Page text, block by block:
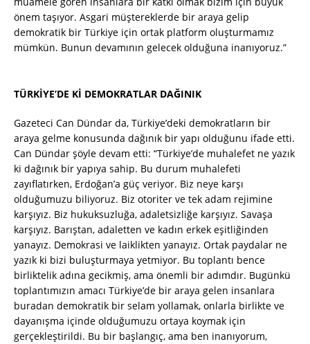
önem taşıyor. Asgari müştereklerde bir araya gelip
demokratik bir Türkiye için ortak platform oluşturmamız
mümkün. Bunun devamının gelecek olduğuna inanıyoruz.”
TÜRKİYE’DE Kİ DEMOKRATLAR DAĞINIK
Gazeteci Can Dündar da, Türkiye’deki demokratların bir
araya gelme konusunda dağınık bir yapı olduğunu ifade etti.
Can Dündar şöyle devam etti: “Türkiye’de muhalefet ne yazık
ki dağınık bir yapıya sahip. Bu durum muhalefeti
zayıflatırken, Erdoğan’a güç veriyor. Biz neye karşı
olduğumuzu biliyoruz. Biz otoriter ve tek adam rejimine
karşıyız. Biz hukuksuzluğa, adaletsizliğe karşıyız. Savaşa
karşıyız. Barıştan, adaletten ve kadın erkek eşitliğinden
yanayız. Demokrasi ve laiklikten yanayız. Ortak paydalar ne
yazık ki bizi buluşturmaya yetmiyor. Bu toplantı bence
birliktelik adına gecikmiş, ama önemli bir adımdır. Bugünkü
toplantımızın amacı Türkiye’de bir araya gelen insanlara
buradan demokratik bir selam yollamak, onlarla birlikte ve
dayanışma içinde olduğumuzu ortaya koymak için
gerçekleştirildi. Bu bir başlangıç, ama ben inanıyorum,